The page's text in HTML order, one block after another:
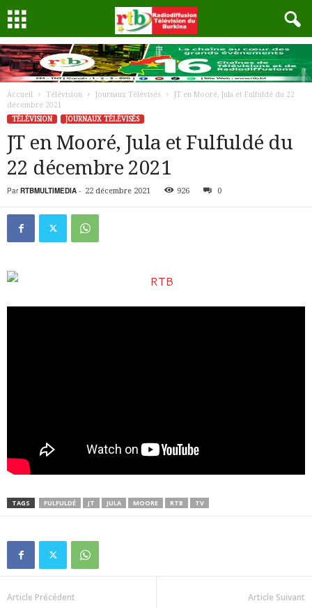
Accueil Télévision Journaux Télévisés
JT en Mooré, Jula et Fulfuldé du 22
décembre 2021
TÉLÉVISION
JOURNAUX TÉLÉVISÉS
JT en Mooré, Jula et Fulfuldé du
22 décembre 2021
Par RTBMULTIMEDIA - 22 décembre 2021 926 0
TAGS FULFULDÉ JT JULA MOORE RTB TV
Article Précédent Article Suivant